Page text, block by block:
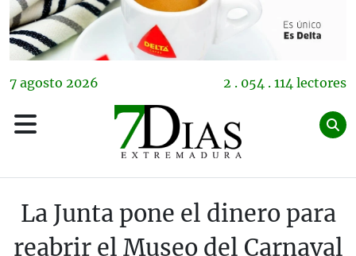
7 agosto 2026 2 . 054 . 114 lectores
La Junta pone el dinero para
reabrir el Museo del Carnaval